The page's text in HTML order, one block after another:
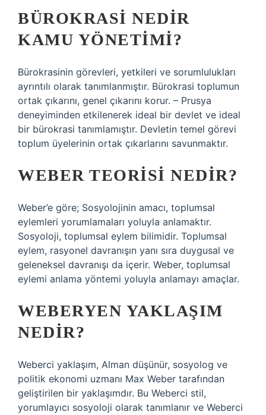
BÜROKRASI NEDIR
KAMU YÖNETIMI?
Bürokrasinin görevleri, yetkileri ve sorumlulukları
ayrıntılı olarak tanımlanmıştır. Bürokrasi toplumun
ortak çıkarını, genel çıkarını korur. – Prusya
deneyiminden etkilenerek ideal bir devlet ve ideal
bir bürokrasi tanımlamıştır. Devletin temel görevi
toplum üyelerinin ortak çıkarlarını savunmaktır.
WEBER TEORISI NEDIR?
Weber’e göre; Sosyolojinin amacı, toplumsal
eylemleri yorumlamaları yoluyla anlamaktır.
Sosyoloji, toplumsal eylem bilimidir. Toplumsal
eylem, rasyonel davranışın yanı sıra duygusal ve
geleneksel davranışı da içerir. Weber, toplumsal
eylemi anlama yöntemi yoluyla anlamayı amaçlar.
WEBERYEN YAKLAŞIM
NEDIR?
Weberci yaklaşım, Alman düşünür, sosyolog ve
politik ekonomi uzmanı Max Weber tarafından
geliştirilen bir yaklaşımdır. Bu Weberci stil,
yorumlayıcı sosyoloji olarak tanımlanır ve Weberci